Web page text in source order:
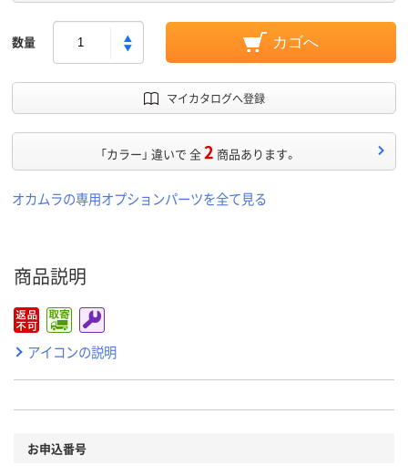
数量 カゴへ
マイカタログへ登録
「カラー」 違いで 全2 商品あります。
オカムラの専用オプションパーツを全て見る
商品説明
アイコンの説明
お申込番号